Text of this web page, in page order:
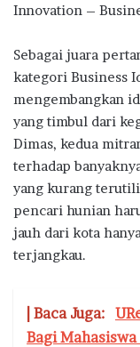
Innovation –
Sebagai juara
kategori Business
mengembangkan
yang timbul dari
Dimas, kedua
terhadap
yang kurang
pencari hunian
jauh dari kota
terjangkau.
| Baca Juga:
Bagi